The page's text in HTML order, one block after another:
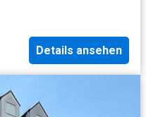
Details ansehen